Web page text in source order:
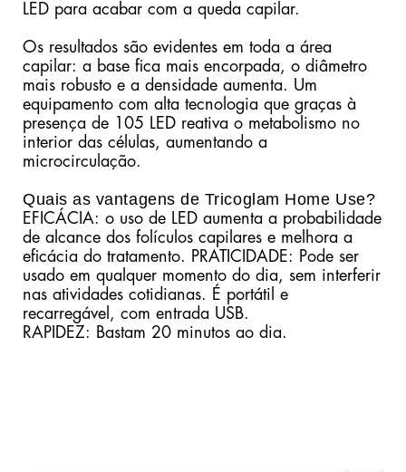
LED para acabar com a queda capilar.
Os resultados são evidentes em toda a área
capilar: a base fica mais encorpada, o diâmetro
mais robusto e a densidade aumenta. Um
equipamento com alta tecnologia que graças à
presença de 105 LED reativa o metabolismo no
interior das células, aumentando a
microcirculação.
Quais as vantagens de Tricoglam Home Use?
EFICÁCIA: o uso de LED aumenta a probabilidade
de alcance dos folículos capilares e melhora a
eficácia do tratamento. PRATICIDADE: Pode ser
usado em qualquer momento do dia, sem interferir
nas atividades cotidianas. É portátil e
recarregável, com entrada USB.
RAPIDEZ: Bastam 20 minutos ao dia.